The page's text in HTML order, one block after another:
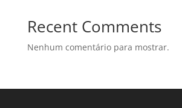
Recent Comments
Nenhum comentário para mostrar.